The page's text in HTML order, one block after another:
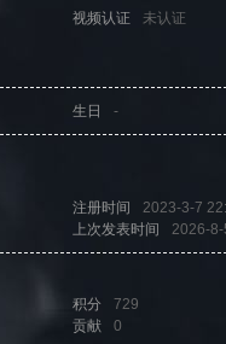
视频认证 未认证
生日 -
注册时间
2023-3-7
上次发表时间 2026-
积分
729
贡献 0